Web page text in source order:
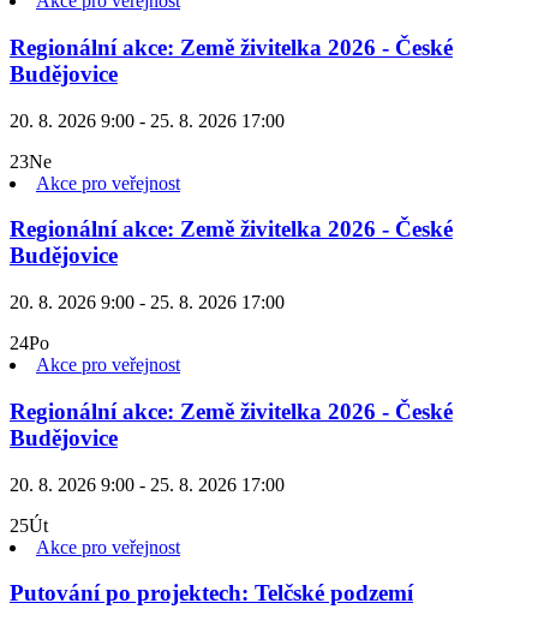
Regionální akce: Země živitelka 2026 - České
Budějovice
20. 8. 2026 9:00 - 25. 8. 2026 17:00
23Ne
Akce pro veřejnost
Regionální akce: Země živitelka 2026 - České
Budějovice
20. 8. 2026 9:00 - 25. 8. 2026 17:00
24Po
Akce pro veřejnost
Regionální akce: Země živitelka 2026 - České
Budějovice
20. 8. 2026 9:00 - 25. 8. 2026 17:00
25Út
Akce pro veřejnost
Putování po projektech: Telčské podzemí